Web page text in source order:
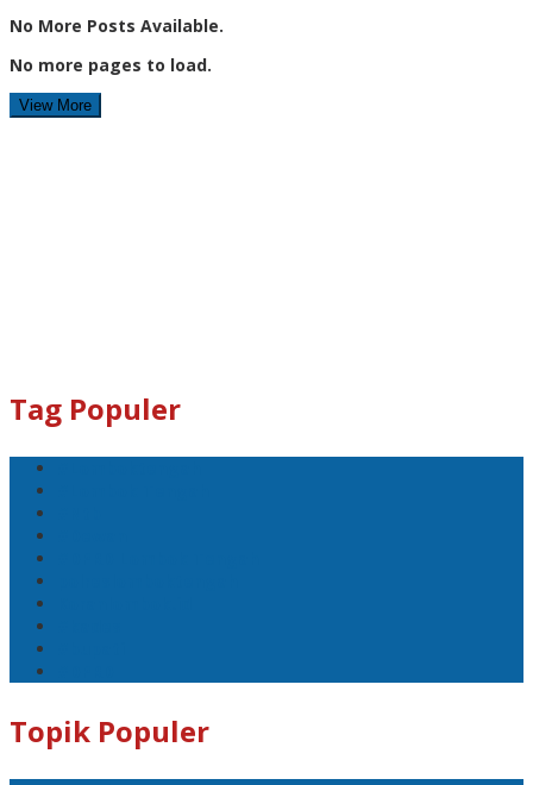
No More Posts Available.
No more pages to load.
View More
Tag Populer
Topik Populer